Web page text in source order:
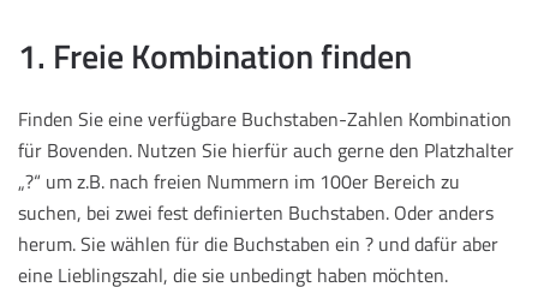
1. Freie Kombination finden
Finden Sie eine verfügbare Buchstaben-Zahlen Kombination
für Bovenden. Nutzen Sie hierfür auch gerne den Platzhalter
„?“ um z.B. nach freien Nummern im 100er Bereich zu
suchen, bei zwei fest definierten Buchstaben. Oder anders
herum. Sie wählen für die Buchstaben ein ? und dafür aber
eine Lieblingszahl, die sie unbedingt haben möchten.